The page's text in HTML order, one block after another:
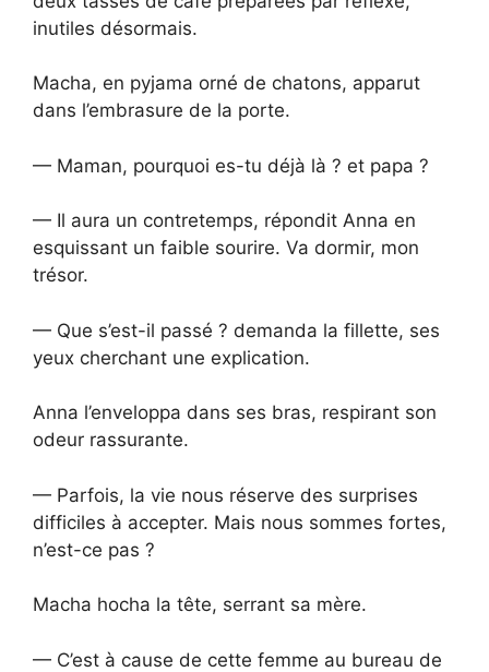
inutiles désormais.
Macha, en pyjama orné de chatons, apparut
dans l’embrasure de la porte.
— Maman, pourquoi es-tu déjà là ? et papa ?
— Il aura un contretemps, répondit Anna en
esquissant un faible sourire. Va dormir, mon
trésor.
— Que s’est-il passé ? demanda la fillette, ses
yeux cherchant une explication.
Anna l’enveloppa dans ses bras, respirant son
odeur rassurante.
— Parfois, la vie nous réserve des surprises
difficiles à accepter. Mais nous sommes fortes,
n’est-ce pas ?
Macha hocha la tête, serrant sa mère.
— C’est à cause de cette femme au bureau de